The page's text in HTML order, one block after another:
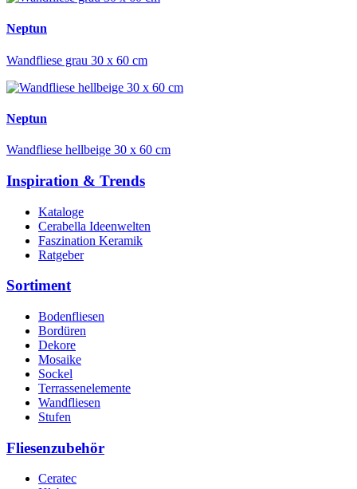
Neptun
Wandfliese grau 30 x 60 cm
Neptun
Wandfliese hellbeige 30 x 60 cm
Inspiration & Trends
Kataloge
Cerabella Ideenwelten
Faszination Keramik
Ratgeber
Sortiment
Bodenfliesen
Bordüren
Dekore
Mosaike
Sockel
Terrassenelemente
Wandfliesen
Stufen
Fliesenzubehör
Ceratec